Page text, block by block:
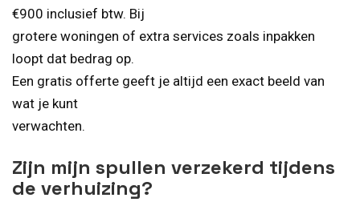
€900 inclusief btw. Bij
grotere woningen of extra services zoals inpakken
loopt dat bedrag op.
Een gratis offerte geeft je altijd een exact beeld van
wat je kunt
verwachten.
Zijn mijn spullen verzekerd tijdens
de verhuizing?